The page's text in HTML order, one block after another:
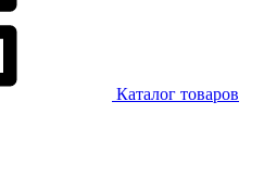
Каталог товаров